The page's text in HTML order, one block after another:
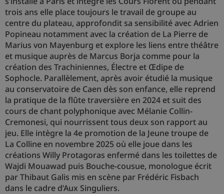
trois ans elle place toujours le travail de groupe au
centre du plateau, approfondit sa sensibilité avec Adrien
Popineau notamment avec la création de La Pierre de
Marius von Mayenburg et explore les liens entre théâtre
et musique auprès de Marcus Borja comme pour la
création des Trachiniennes, Électre et Œdipe de
Sophocle. Parallèlement, après avoir étudié la musique
au conservatoire de Caen dès son enfance, elle reprend
la pratique de la flûte traversière en 2024 et suit des
cours de chant polyphonique avec Mélanie Collin-
Cremonesi, qui nourrissent tous deux son rapport au
jeu. Elle intègre la 4e promotion de la Jeune troupe de
La Colline en novembre 2025 où elle joue dans les
créations Willy Protagoras enfermé dans les toilettes de
Wajdi Mouawad puis Bouche-cousue, monologue écrit
par Thibaut Galis mis en scène par Frédéric Fisbach
dans le cadre d’Aux Singuliers.